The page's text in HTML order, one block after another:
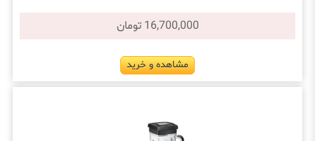
16,700,000 تومان
مشاهده و خرید